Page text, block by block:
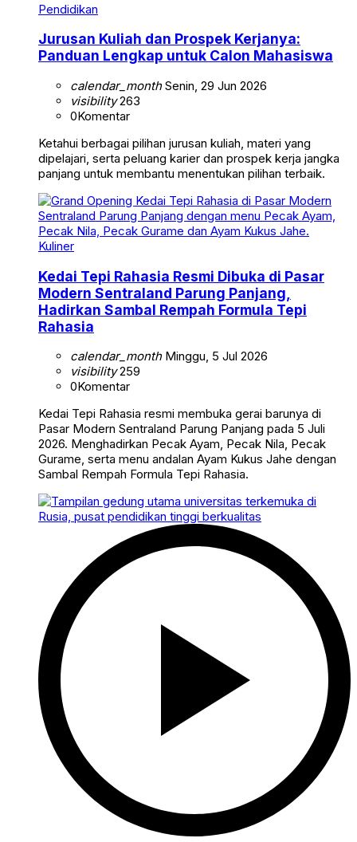
Pendidikan
Jurusan Kuliah dan Prospek Kerjanya:
Panduan Lengkap untuk Calon Mahasiswa
calendar_monthSenin, 29 Jun 2026
visibility263
0Komentar
Ketahui berbagai pilihan jurusan kuliah, materi yang
dipelajari, serta peluang karier dan prospek kerja jangka
panjang untuk membantu menentukan pilihan terbaik.
Kuliner
Kedai Tepi Rahasia Resmi Dibuka di Pasar
Modern Sentraland Parung Panjang,
Hadirkan Sambal Rempah Formula Tepi
Rahasia
calendar_monthMinggu, 5 Jul 2026
visibility259
0Komentar
Kedai Tepi Rahasia resmi membuka gerai barunya di
Pasar Modern Sentraland Parung Panjang pada 5 Juli
2026. Menghadirkan Pecak Ayam, Pecak Nila, Pecak
Gurame, serta menu andalan Ayam Kukus Jahe dengan
Sambal Rempah Formula Tepi Rahasia.